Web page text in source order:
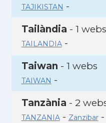
TAJIKISTAN -
Tailàndia - 1 webs
TAILANDIA-
Taiwan - 1 webs
TAIWAN -
Tanzània - 2
TANZANIA- Zanzibar-